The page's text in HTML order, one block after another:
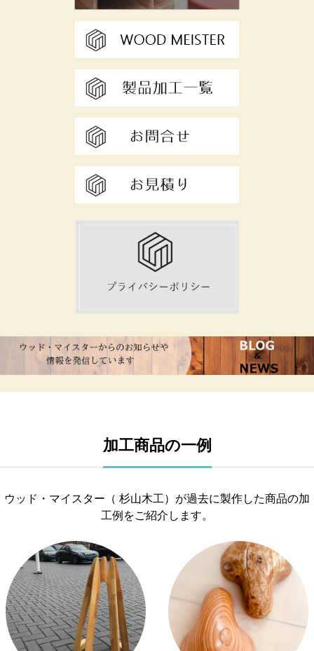
加工商品の一例
ウッド・マイスター（ 杉山木工）が過去に製作した商品の加
工例をご紹介します。